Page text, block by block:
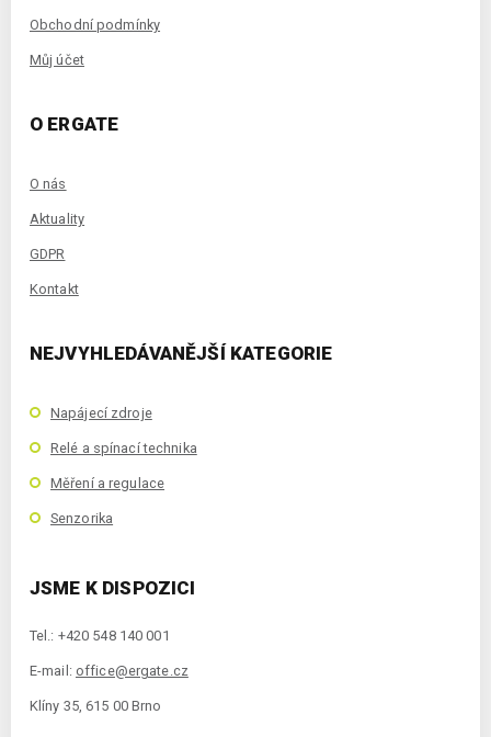
Obchodní podmínky
Můj účet
O ERGATE
O nás
Aktuality
GDPR
Kontakt
NEJVYHLEDÁVANĚJŠÍ KATEGORIE
Napájecí zdroje
Relé a spínací technika
Měření a regulace
Senzorika
JSME K DISPOZICI
Tel.: +420 548 140 001
E-mail: office@ergate.cz
Klíny 35, 615 00 Brno